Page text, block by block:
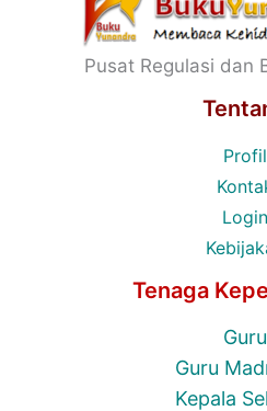
Pusat Regulasi dan
Profil
Login
Tenaga
Guru
Guru
Kepala